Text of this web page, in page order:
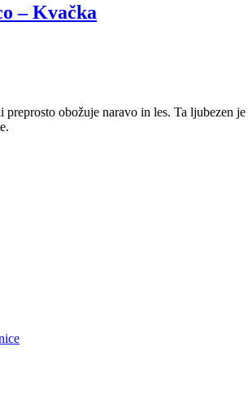
– Kvačka
obožuje naravo in les. Ta ljubezen